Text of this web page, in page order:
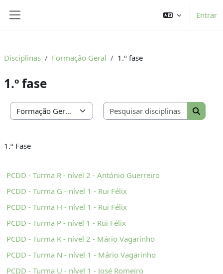
Entrar
Disciplinas Formação Geral 1.º fase
1.º fase
Categorias de disciplinas
1.º Fase
PCDD - Turma R - nível 2 - António Guerreiro
PCDD - Turma G - nível 1 - Rui Félix
PCDD - Turma H - nível 1 - Rui Félix
PCDD - Turma P - nível 1 - Rui Félix
PCDD - Turma K - nível 2 - Mário Vagarinho
PCDD - Turma N - nível 1 - Mário Vagarinho
PCDD - Turma U - nível 1 - José Romeiro